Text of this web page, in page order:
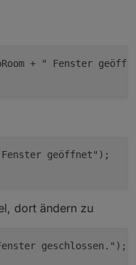
+ " Fenster
Fenster geöffnet");
dort ändern zu
geschlossen.");